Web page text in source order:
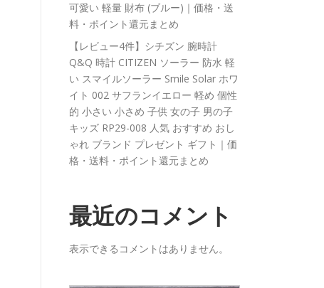
可愛い 軽量 財布 (ブルー)｜価格・送
料・ポイント還元まとめ
【レビュー4件】シチズン 腕時計
Q&Q 時計 CITIZEN ソーラー 防水 軽
い スマイルソーラー Smile Solar ホワ
イト 002 サフランイエロー 軽め 個性
的 小さい 小さめ 子供 女の子 男の子
キッズ RP29-008 人気 おすすめ おし
ゃれ ブランド プレゼント ギフト｜価
格・送料・ポイント還元まとめ
最近のコメント
表示できるコメントはありません。